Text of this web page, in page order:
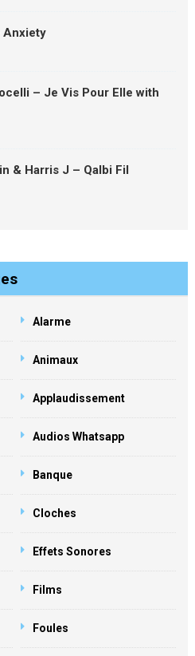
Anxiety
– Je Vis Pour Elle with
& Harris J – Qalbi Fil
Alarme
Animaux
Applaudissement
Audios Whatsapp
Banque
Cloches
Effets Sonores
Films
Foules